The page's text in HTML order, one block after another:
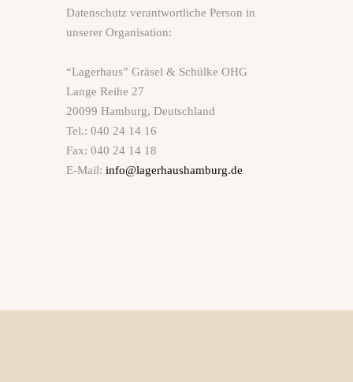
Datenschutz verantwortliche Person in
unserer Organisation:
“Lagerhaus” Gräsel & Schülke OHG
Lange Reihe 27
20099 Hamburg, Deutschland
Tel.: 040 24 14 16
Fax: 040 24 14 18
E‑Mail: info@lagerhaushamburg.de